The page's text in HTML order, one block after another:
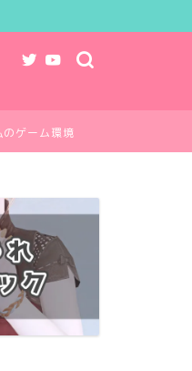
のゲーム環境